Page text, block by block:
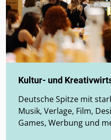
Kultur- und
Deutsche Spitze mit
Musik, Verlage, Film,
Games, Werbung und